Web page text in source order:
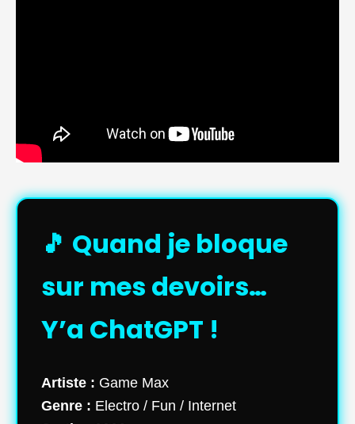
🎵 Quand je bloque
sur mes devoirs…
Y’a ChatGPT !
Artiste : Game Max
Genre : Electro / Fun / Internet